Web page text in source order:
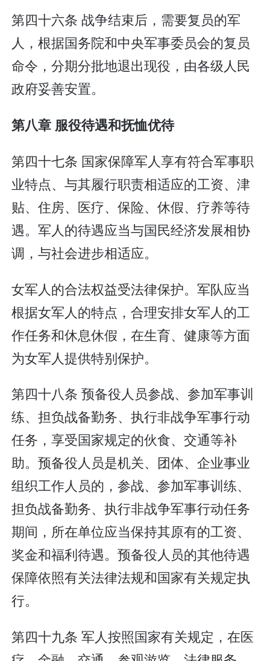
第四十六条 战争结束后，需要复员的军
人，根据国务院和中央军事委员会的复员
命令，分期分批地退出现役，由各级人民
政府妥善安置。
第八章 服役待遇和抚恤优待
第四十七条 国家保障军人享有符合军事职
业特点、与其履行职责相适应的工资、津
贴、住房、医疗、保险、休假、疗养等待
遇。军人的待遇应当与国民经济发展相协
调，与社会进步相适应。
女军人的合法权益受法律保护。军队应当
根据女军人的特点，合理安排女军人的工
作任务和休息休假，在生育、健康等方面
为女军人提供特别保护。
第四十八条 预备役人员参战、参加军事训
练、担负战备勤务、执行非战争军事行动
任务，享受国家规定的伙食、交通等补
助。预备役人员是机关、团体、企业事业
组织工作人员的，参战、参加军事训练、
担负战备勤务、执行非战争军事行动任务
期间，所在单位应当保持其原有的工资、
奖金和福利待遇。预备役人员的其他待遇
保障依照有关法律法规和国家有关规定执
行。
第四十九条 军人按照国家有关规定，在医